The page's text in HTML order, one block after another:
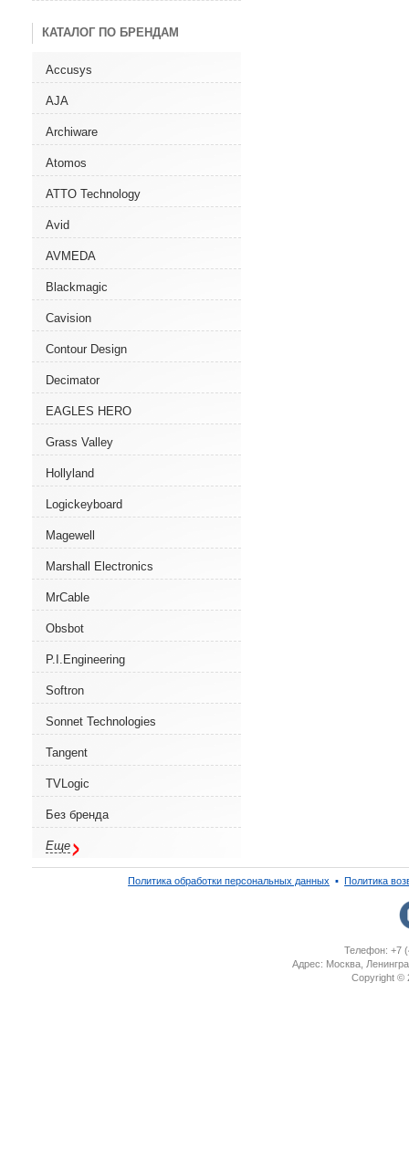
КАТАЛОГ ПО БРЕНДАМ
Accusys
AJA
Archiware
Atomos
ATTO Technology
Avid
AVMEDA
Blackmagic
Cavision
Contour Design
Decimator
EAGLES HERO
Grass Valley
Hollyland
Logickeyboard
Magewell
Marshall Electronics
MrCable
Obsbot
P.I.Engineering
Softron
Sonnet Technologies
Tangent
TVLogic
Без бренда
Еще
Политика обработки персональных данных ▪ Политика
Телефон: +7
Адрес: Москва,
Copyright ©